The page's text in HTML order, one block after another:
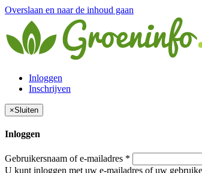
Overslaan en naar de inhoud gaan
Inloggen
Inschrijven
×Sluiten
Inloggen
Gebruikersnaam of e-mailadres *
U kunt inloggen met uw e-mailadres of uw